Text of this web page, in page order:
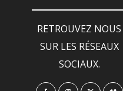
RETROUVEZ NOUS
SUR LES RÉSEAUX
SOCIAUX.